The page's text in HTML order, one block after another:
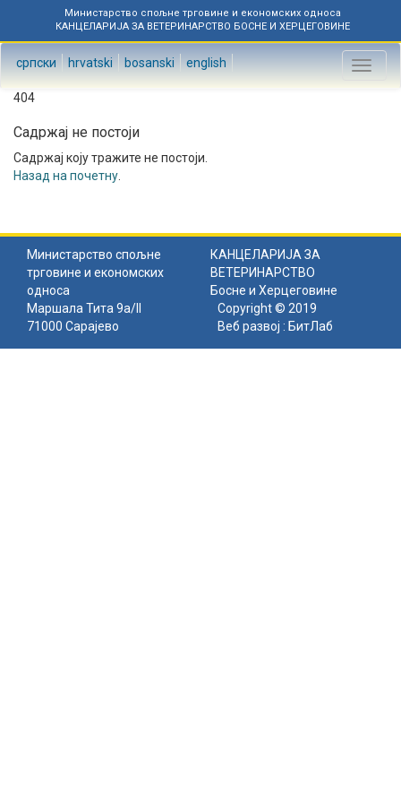
Министарство спољне трговине и економских односа
КАНЦЕЛАРИЈА ЗА ВЕТЕРИНАРСТВО БОСНЕ И ХЕРЦЕГОВИНЕ
српски hrvatski bosanski english
Toggle
404
Садржај не постоји
Садржај коју тражите не постоји.
Назад на почетну
Министарство спољне
трговине и економских
односа
КАНЦЕЛАРИЈА ЗА
ВЕТЕРИНАРСТВО
Босне и Херцеговине
Маршала Тита 9а/II
71000 Сарајево
Copyright © 2019
Веб развој : БитЛаб